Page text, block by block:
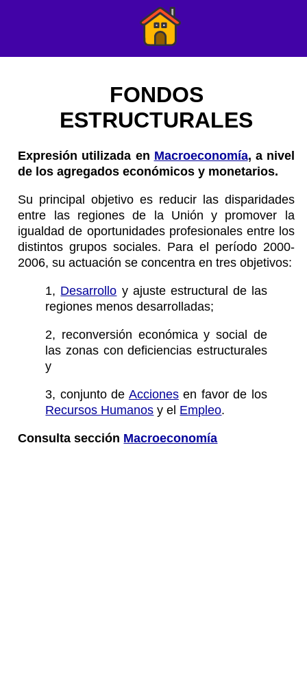
FONDOS
ESTRUCTURALES
Expresión utilizada en Macroeconomía, a nivel
de los agregados económicos y monetarios.
Su principal objetivo es reducir las disparidades
entre las regiones de la Unión y promover la
igualdad de oportunidades profesionales entre los
distintos grupos sociales. Para el período 2000-
2006, su actuación se concentra en tres objetivos:
1, Desarrollo y ajuste estructural de las
regiones menos desarrolladas;
2, reconversión económica y social de
las zonas con deficiencias estructurales
y
3, conjunto de Accionesen favor de los
Recursos Humanos y el Empleo.
Consulta sección Macroeconomía